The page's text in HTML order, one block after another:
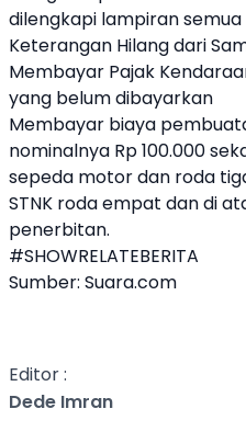
dilengkapi lampiran
Keterangan Hilang dari
Membayar Pajak
yang belum dibayarkan
Membayar biaya
nominalnya Rp 100.000
sepeda motor dan roda
STNK roda empat dan di
penerbitan.
#SHOWRELATEBERITA
Sumber: Suara.com
Editor :
Dede Imran